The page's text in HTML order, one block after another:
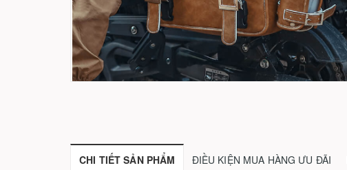
CHI TIẾT SẢN PHẨM ĐIỀU KIỆN MUA HÀNG ƯU ĐÃI